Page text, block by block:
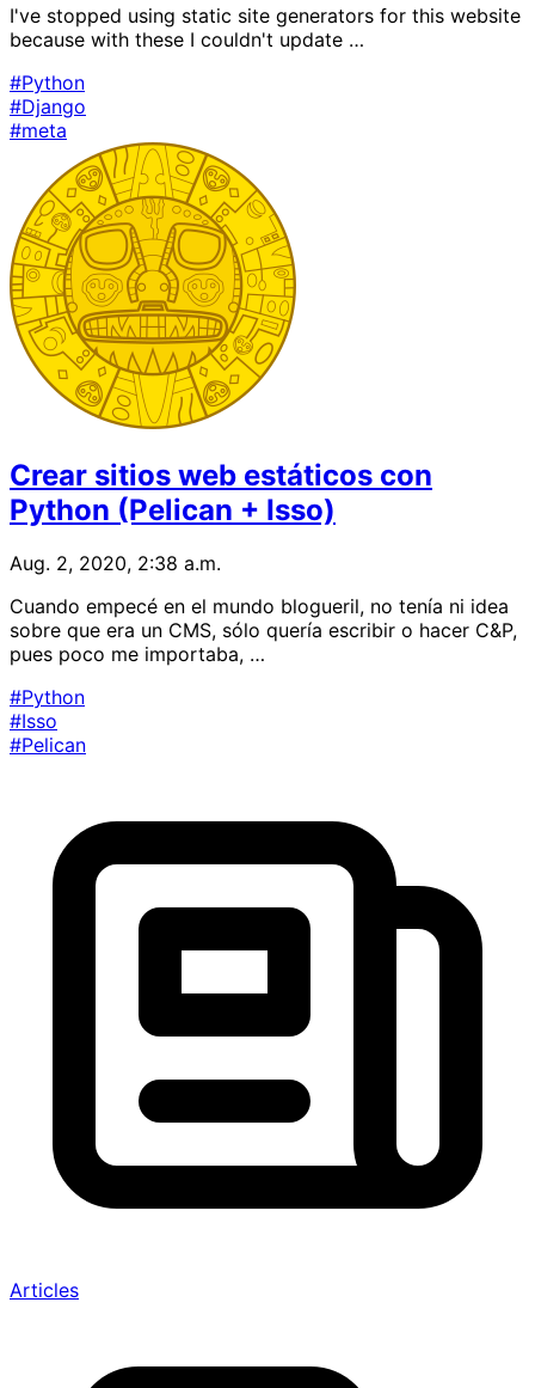
I've stopped using static site generators for this website
because with these I couldn't update …
#Python
#Django
#meta
Crear sitios web estáticos con
Python (Pelican + Isso)
Aug. 2, 2020, 2:38 a.m.
Cuando empecé en el mundo blogueril, no tenía ni idea
sobre que era un CMS, sólo quería escribir o hacer C&P,
pues poco me importaba, …
#Python
#Isso
#Pelican
Articles